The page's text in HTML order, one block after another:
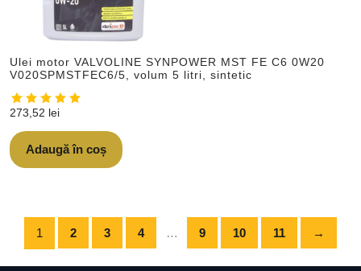
Ulei motor VALVOLINE SYNPOWER MST FE C6 0W20
V020SPMSTFEC6/5, volum 5 litri, sintetic
273,52 lei
Adaugă în coș
1 2 3 4 … 9 10 11 →